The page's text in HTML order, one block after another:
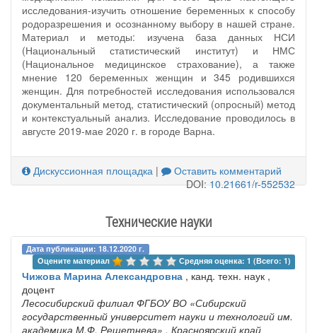
исследования-изучить отношение беременных к способу
родоразрешения и осознанному выбору в нашей стране.
Материал и методы: изучена база данных НСИ
(Национальный статистический институт) и НМС
(Национальное медицинское страхование), а также
мнение 120 беременных женщин и 345 родившихся
женщин. Для потребностей исследования использовался
документальный метод, статистический (опросный) метод
и контекстуальный анализ. Исследование проводилось в
августе 2019-мае 2020 г. в городе Варна.
Дискуссионная площадка |
Оставить комментарий
DOI:10.21661/r-552532
Технические науки
Дата публикации: 18.12.2020 г.
Оцените материал
Средняя оценка: 1 (Всего: 1)
Чижова Марина Александровна , канд. техн. наук ,
доцент
Лесосибирский филиал ФГБОУ ВО «Сибирский
государственный университет науки и технологий им.
академика М.Ф. Решетнева» , Красноярский край